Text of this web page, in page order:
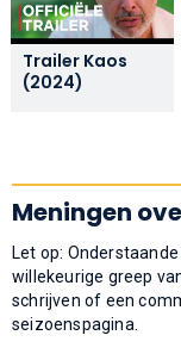
Trailer Kaos
(2024)
Meningen
Let op:
willekeurige greep
schrijven of een
seizoenspagina.